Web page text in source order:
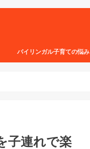
バイリンガル子育ての悩み
子連れで楽